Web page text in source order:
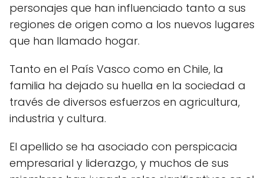
personajes que han influenciado tanto a sus
regiones de origen como a los nuevos lugares
que han llamado hogar.
Tanto en el País Vasco como en Chile, la
familia ha dejado su huella en la sociedad a
través de diversos esfuerzos en agricultura,
industria y cultura.
El apellido se ha asociado con perspicacia
empresarial y liderazgo, y muchos de sus